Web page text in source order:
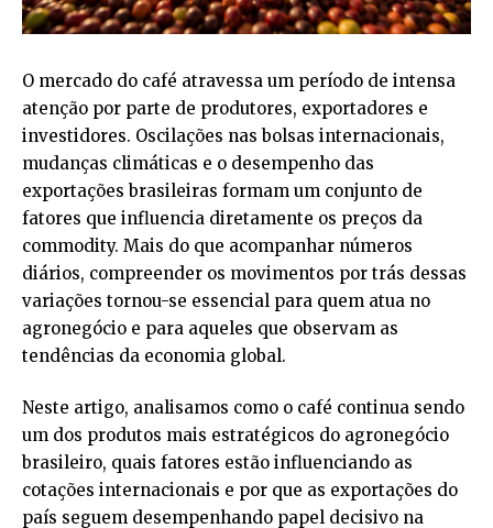
O mercado do café atravessa um período de intensa
atenção por parte de produtores, exportadores e
investidores. Oscilações nas bolsas internacionais,
mudanças climáticas e o desempenho das
exportações brasileiras formam um conjunto de
fatores que influencia diretamente os preços da
commodity. Mais do que acompanhar números
diários, compreender os movimentos por trás dessas
variações tornou-se essencial para quem atua no
agronegócio e para aqueles que observam as
tendências da economia global.
Neste artigo, analisamos como o café continua sendo
um dos produtos mais estratégicos do agronegócio
brasileiro, quais fatores estão influenciando as
cotações internacionais e por que as exportações do
país seguem desempenhando papel decisivo na